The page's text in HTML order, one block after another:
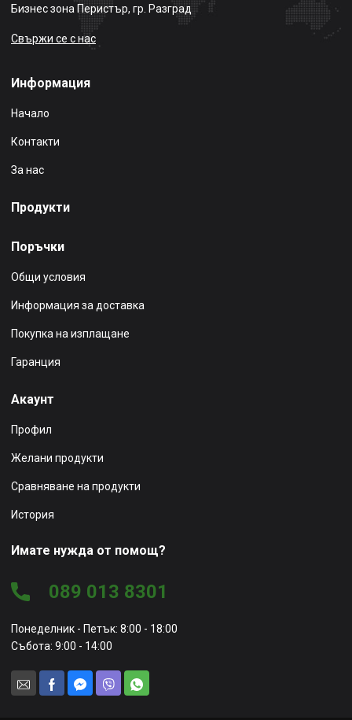
Бизнес зона Перистър, гр. Разград
Свържи се с нас
Информация
Начало
Контакти
За нас
Продукти
Поръчки
Общи условия
Информация за доставка
Покупка на изплащане
Гаранция
Акаунт
Профил
Желани продукти
Сравняване на продукти
История
Имате нужда от помощ?
089 013 8301
Понеделник - Петък: 8:00 - 18:00
Събота: 9:00 - 14:00